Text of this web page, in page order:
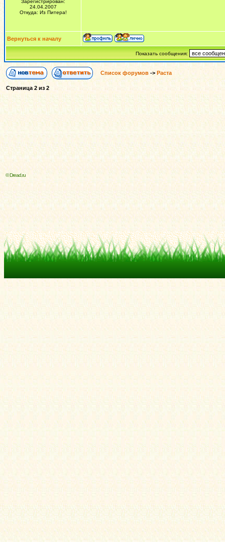
Зарегистрирован:
24.04.2007
Откуда: Из Питера!
Вернуться к началу
Показать сообщения:
Список форумов -> Раста
Страница 2из2
© Dread.ru